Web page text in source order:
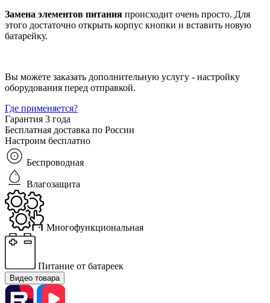
Замена элементов питания происходит очень просто. Для
этого достаточно открыть корпус кнопки и вставить новую
батарейку.
Вы можете заказать дополнительную услугу - настройку
оборудования перед отправкой.
Где применяется?
Гарантия 3 года
Бесплатная доставка по России
Настроим бесплатно
Беспроводная
Влагозащита
Многофункциональная
Питание от батареек
Видео товара